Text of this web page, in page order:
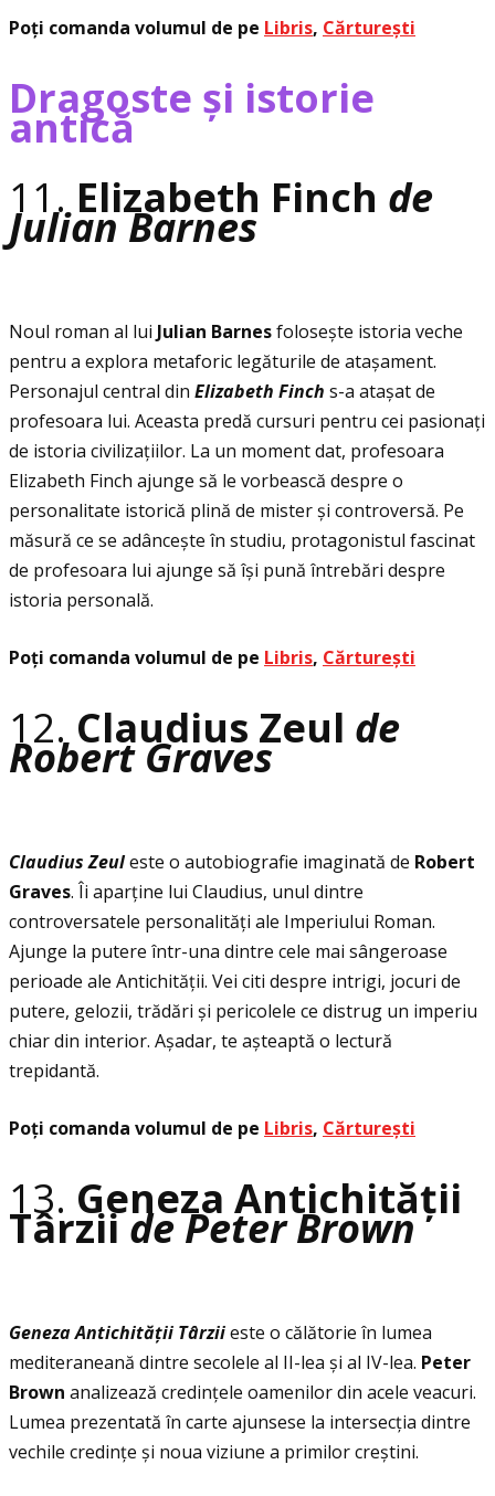
Poţi comanda volumul de pe Libris, Cărturești
Dragoste și istorie
antică
11.Elizabeth Finch de
Julian Barnes
Noul roman al lui Julian Barnesfolosește istoria veche
pentru a explora metaforic legăturile de atașament.
Personajul central din Elizabeth Finch s-a atașat de
profesoara lui. Aceasta predă cursuri pentru cei pasionaţi
de istoria civilizaţiilor. La un moment dat, profesoara
Elizabeth Finch ajunge să le vorbească despre o
personalitate istorică plină de mister și controversă. Pe
măsură ce se adâncește în studiu, protagonistul fascinat
de profesoara lui ajunge să își pună întrebări despre
istoria personală.
Poţi comanda volumul de pe Libris, Cărturești
12.Claudius Zeul de
Robert Graves
Claudius Zeuleste o autobiografie imaginată de Robert
Graves. Îi aparţine lui Claudius, unul dintre
controversatele personalităţi ale Imperiului Roman.
Ajunge la putere într-una dintre cele mai sângeroase
perioade ale Antichităţii. Vei citi despre intrigi, jocuri de
putere, gelozii, trădări și pericolele ce distrug un imperiu
chiar din interior. Așadar, te așteaptă o lectură
trepidantă.
Poţi comanda volumul de pe Libris, Cărturești
13. Geneza Antichităţii
Târziide Peter Brown
Geneza Antichităţii Târziieste o călătorie în lumea
mediteraneană dintre secolele al II-lea și al IV-lea. Peter
Brown analizează credinţele oamenilor din acele veacuri.
Lumea prezentată în carte ajunsese la intersecţia dintre
vechile credinţe și noua viziune a primilor creștini.